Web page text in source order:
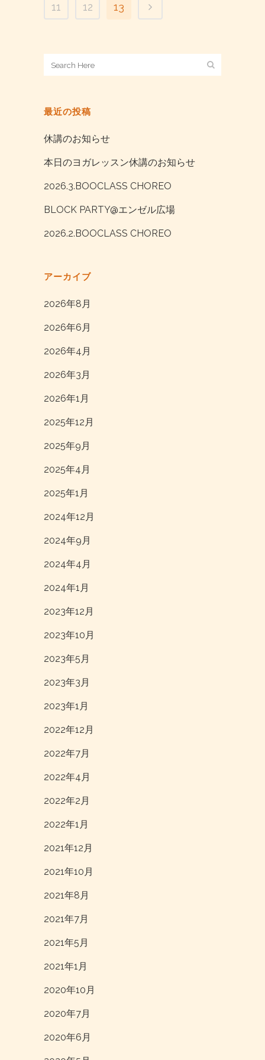
11
12 13
最近の投稿
休講のお知らせ
本日のヨガレッスン休講のお知らせ
2026.3.BOOCLASS CHOREO
BLOCK PARTY@エンゼル広場
2026.2.BOOCLASS CHOREO
アーカイブ
2026年8月
2026年6月
2026年4月
2026年3月
2026年1月
2025年12月
2025年9月
2025年4月
2025年1月
2024年12月
2024年9月
2024年4月
2024年1月
2023年12月
2023年10月
2023年5月
2023年3月
2023年1月
2022年12月
2022年7月
2022年4月
2022年2月
2022年1月
2021年12月
2021年10月
2021年8月
2021年7月
2021年5月
2021年1月
2020年10月
2020年7月
2020年6月